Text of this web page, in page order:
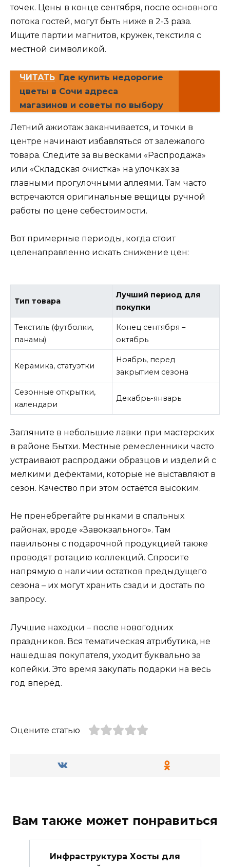
точек. Цены в конце сентября, после основного
потока гостей, могут быть ниже в 2-3 раза.
Ищите партии магнитов, кружек, текстиля с
местной символикой.
ЧИТАТЬ Где купить недорогие
цветы в Сочи адреса
магазинов и советы по выбору
Летний ажиотаж заканчивается, и точки в
центре начинают избавляться от залежалого
товара. Следите за вывесками «Распродажа»
или «Складская очистка» на улочках за
главными прогулочными аллеями. Там часто
встречаются оригинальные вещицы ручной
работы по цене себестоимости.
Вот примерные периоды, когда стоит
целенаправленно искать снижение цен:
Тип товара
Лучший период для
покупки
Текстиль (футболки,
панамы)
Конец сентября –
октябрь
Керамика, статуэтки
Ноябрь, перед
закрытием сезона
Сезонные открытки,
календари
Декабрь-январь
Загляните в небольшие лавки при мастерских
в районе Бытхи. Местные ремесленники часто
устраивают распродажи образцов и изделий с
мелкими дефектами, которые не выставляют в
сезон. Качество при этом остаётся высоким.
Не пренебрегайте рынками в спальных
районах, вроде «Завокзального». Там
павильоны с подарочной продукцией также
проводят ротацию коллекций. Спросите
напрямую о наличии остатков предыдущего
сезона – их могут хранить сзади и достать по
запросу.
Лучшие находки – после новогодних
праздников. Вся тематическая атрибутика, не
нашедшая покупателя, уходит буквально за
копейки. Это время закупать подарки на весь
год вперёд.
Оцените статью
Вам также может понравиться
Инфраструктура Хосты для